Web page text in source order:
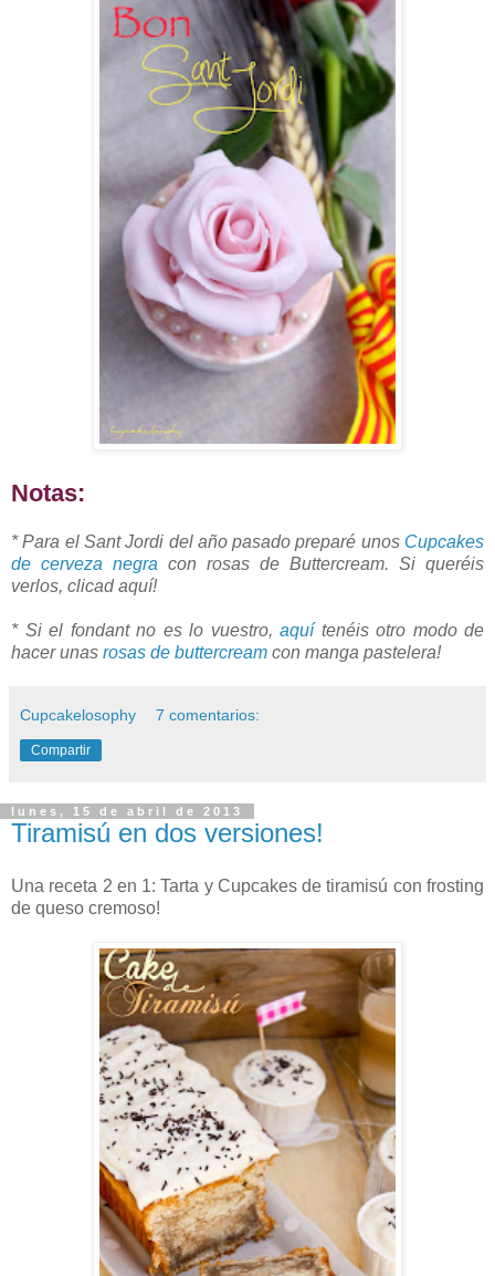
Notas:
* Para el Sant Jordi del año pasado preparé unos Cupcakes
de cerveza negra con rosas de Buttercream. Si queréis
verlos, clicad aquí!
* Si el fondant no es lo vuestro, aquítenéis otro modo de
hacer unas rosas de buttercream con manga pastelera!
Cupcakelosophy 7 comentarios:
Compartir
lunes, 15 de abril de 2013
Tiramisú en dos versiones!
Una receta 2 en 1: Tarta y Cupcakes de tiramisú con frosting
de queso cremoso!